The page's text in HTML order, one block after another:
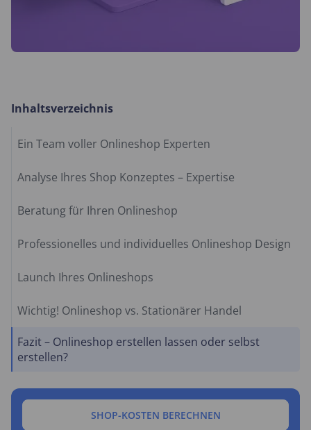
Inhaltsverzeichnis
Ein Team voller Onlineshop Experten
Analyse Ihres Shop Konzeptes – Expertise
Beratung für Ihren Onlineshop
Professionelles und individuelles Onlineshop Design
Launch Ihres Onlineshops
Wichtig! Onlineshop vs. Stationärer Handel
Fazit – Onlineshop erstellen lassen oder selbst
erstellen?
SHOP-KOSTEN BERECHNEN